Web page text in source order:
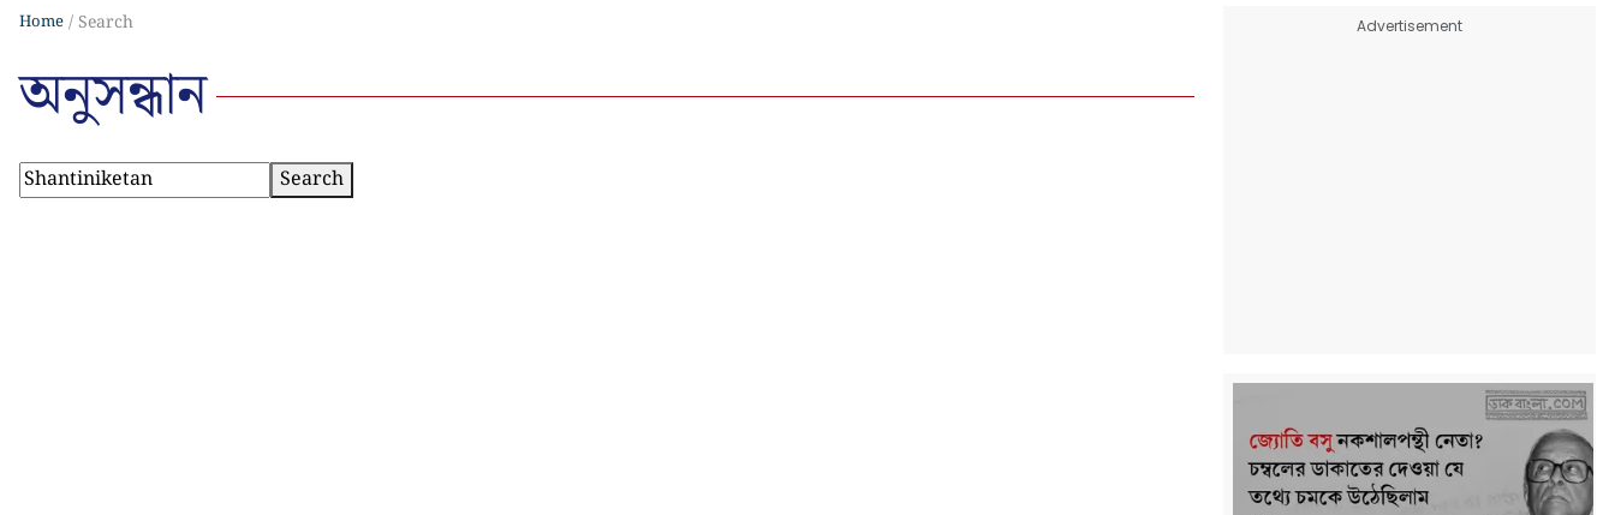
Home Search
অনুসন্ধান
Search
Advertisement